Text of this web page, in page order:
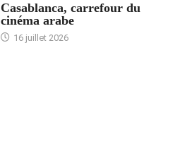
Casablanca, carrefour du
cinéma arabe
16 juillet 2026